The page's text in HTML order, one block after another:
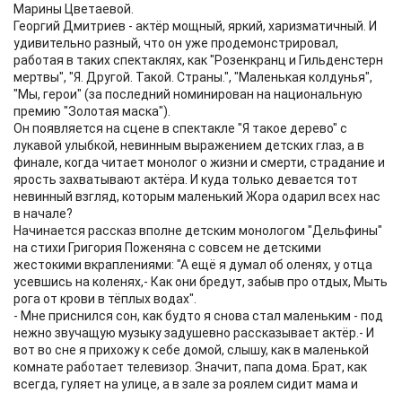
Марины Цветаевой.
Георгий Дмитриев - актёр мощный, яркий, харизматичный. И
удивительно разный, что он уже продемонстрировал,
работая в таких спектаклях, как "Розенкранц и Гильденстерн
мертвы", "Я. Другой. Такой. Страны.", "Маленькая колдунья",
"Мы, герои" (за последний номинирован на национальную
премию "Золотая маска").
Он появляется на сцене в спектакле "Я такое дерево" с
лукавой улыбкой, невинным выражением детских глаз, а в
финале, когда читает монолог о жизни и смерти, страдание и
ярость захватывают актёра. И куда только девается тот
невинный взгляд, которым маленький Жора одарил всех нас
в начале?
Начинается рассказ вполне детским монологом "Дельфины"
на стихи Григория Поженяна с совсем не детскими
жестокими вкраплениями: "А ещё я думал об оленях, у отца
усевшись на коленях,- Как они бредут, забыв про отдых, Мыть
рога от крови в тёплых водах".
- Мне приснился сон, как будто я снова стал маленьким - под
нежно звучащую музыку задушевно рассказывает актёр.- И
вот во сне я прихожу к себе домой, слышу, как в маленькой
комнате работает телевизор. Значит, папа дома. Брат, как
всегда, гуляет на улице, а в зале за роялем сидит мама и